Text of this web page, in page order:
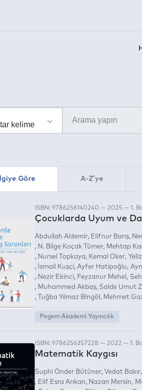
İlgiye Göre A-Z’ye
ISBN: 9786256140240 — 2025 — 1.
Çocuklarda Uyum ve
Abdullah Aldemir Elifnur Barış
N. Bilge Koçak Tümer
Mehtap
Nursel Topkaya
Kemal Oker
İsmail Kuşçi Ayfer Hatipoğlu
Nezir Ekinci
Feyzanur Mehel
Muhammed Akbaş Saide Umut
Tuğba Yılmaz Bingöl
Mehmet
Pegem Akademi Yayıncılık
ISBN: 9786256357228 — 2022 — 1.
Matematik Kaygısı
Suphi Önder Bütüner Vedat Bakır
Elif Esra Arıkan
Nazan Mersin